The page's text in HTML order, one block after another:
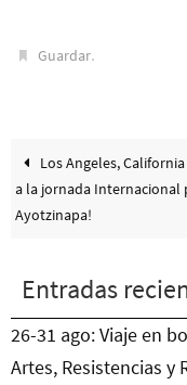
Guardar.
Los Angeles,
a la jornada Internacional
Ayotzinapa!
Entradas
26-31 ago: Viaje en
Artes, Resistencias y